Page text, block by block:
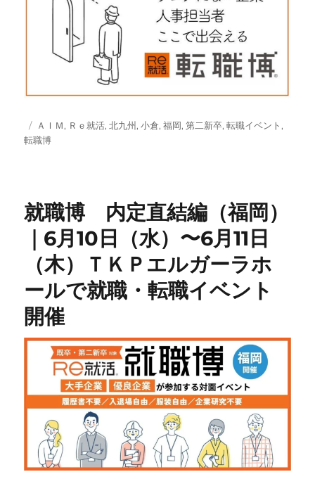
投
稿
タ
グ
ＡＩＭ, Ｒｅ就活,北九州 ,小倉,福岡,第二新卒,転職イベント ,
転職博
就職博 内定直結編（福岡）
｜6月10日（水）〜6月11日
（木）ＴＫＰエルガーラホ
ールで就職・転職イベント
開催